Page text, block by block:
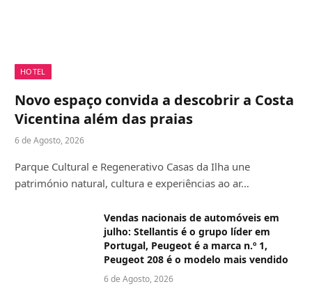
HOTEL
Novo espaço convida a descobrir a Costa
Vicentina além das praias
6 de Agosto, 2026
Parque Cultural e Regenerativo Casas da Ilha une
património natural, cultura e experiências ao ar…
Vendas nacionais de automóveis em
julho: Stellantis é o grupo líder em
Portugal, Peugeot é a marca n.º 1,
Peugeot 208 é o modelo mais vendido
6 de Agosto, 2026